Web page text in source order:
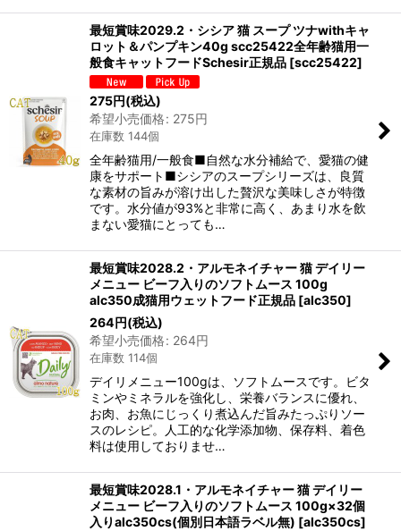
最短賞味2029.2・シシア 猫 スープ ツナwithキャ
ロット＆パンプキン40g scc25422全年齢猫用一
般食キャットフードSchesir正規品 [scc25422]
275円(税込)
希望小売価格: 275円
在庫数 144個
全年齢猫用/一般食■自然な水分補給で、愛猫の健
康をサポート■シシアのスープシリーズは、良質
な素材の旨みが溶け出した贅沢な美味しさが特徴
です。水分値が93%と非常に高く、あまり水を飲
まない愛猫にとっても…
最短賞味2028.2・アルモネイチャー 猫 デイリー
メニュー ビーフ入りのソフトムース 100g
alc350成猫用ウェットフード正規品 [alc350]
264円(税込)
希望小売価格: 264円
在庫数 114個
デイリメニュー100gは、ソフトムースです。ビタ
ミンやミネラルを強化し、栄養バランスに優れ、
お肉、お魚にじっくり煮込んだ旨みたっぷりソー
スのレシピ。人工的な化学添加物、保存料、着色
料は使用しておりませ…
最短賞味2028.1・アルモネイチャー 猫 デイリー
メニュー ビーフ入りのソフトムース 100g×32個
入りalc350cs(個別日本語ラベル無) [alc350cs]